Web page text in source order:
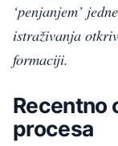
‘penjanjem’
istraživanja
formaciji.
Recentno
procesa